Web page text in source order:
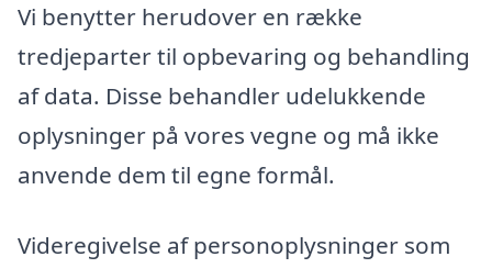
Vi benytter herudover en række
tredjeparter til opbevaring og behandling
af data. Disse behandler udelukkende
oplysninger på vores vegne og må ikke
anvende dem til egne formål.
Videregivelse af personoplysninger som